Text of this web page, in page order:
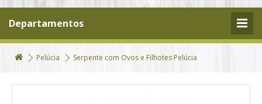
Departamentos
Pelúcia Serpente com Ovos e Filhotes Pelúcia